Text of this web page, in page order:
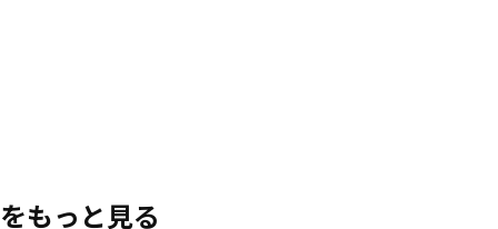
をもっと見る